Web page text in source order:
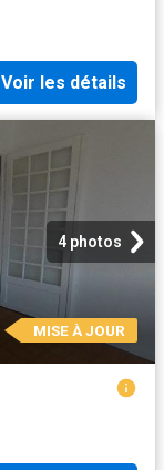
Voir les détails
4 photos
MISE À JOUR